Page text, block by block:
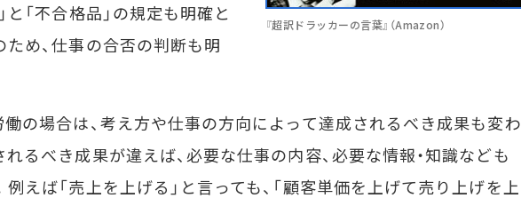
『超訳ドラッカーの言葉』（Amazon）
と「不合格品」の規定も明確と
ため、仕事の合否の判断も明
の場合は、考え方や仕事の方向によって達成されるべき成果も変わ
れるべき成果が違えば、必要な仕事の内容、必要な情報・知識なども
えば「売上を上げる」と言っても、「顧客単価を上げて売り上げを上